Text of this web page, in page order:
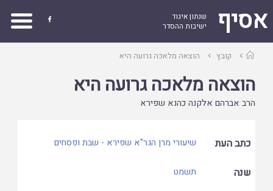
אסיף
שנתון איגוד
ישיבות ההסדר

עמודקובץ הוצאה מלאכה גרועה היא
הוצאה מלאכה גרועה היא
הרב אברהם אלקנה כהנא שפירא
כתב העת שיעורי מרן הגר"א שפירא - שבת ופסחים
שנה תשמט